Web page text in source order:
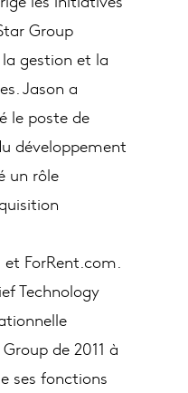
Group
gestion et la
Jason a
le poste de
développement
un rôle
ForRent.com.
Technology
de 2011 à
ses fonctions